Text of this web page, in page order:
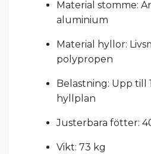
Material stomme:
aluminium
Material hyllor:
polypropen
Belastning: Upp till
hyllplan
Justerbara fötter:
Vikt: 73 kg